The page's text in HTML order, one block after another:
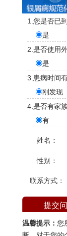
1.您是否已
是
2.是否使用
是
3.患病时间
刚发现
4.是否有家
有
姓名：
性别：
联系方式：
温馨提示： 您